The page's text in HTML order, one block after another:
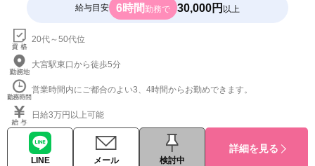
給与目安 6時間勤務で 30,000円 以上
20代～50代位
大宮駅東口から徒歩5分
営業時間内にご都合のよい3、4時間からお勤めできます。
日給3万円以上可能
LINE メール 検討中
詳細を見る